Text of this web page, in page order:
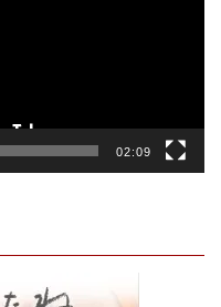
02:09